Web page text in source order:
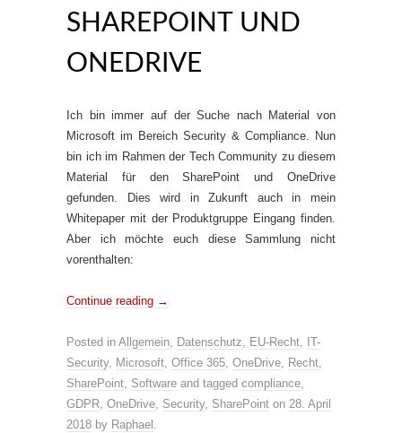
SHAREPOINT UND
ONEDRIVE
Ich bin immer auf der Suche nach Material von
Microsoft im Bereich Security & Compliance. Nun
bin ich im Rahmen der Tech Community zu diesem
Material für den SharePoint und OneDrive
gefunden. Dies wird in Zukunft auch in mein
Whitepaper mit der Produktgruppe Eingang finden.
Aber ich möchte euch diese Sammlung nicht
vorenthalten:
Continue reading →
Posted in Allgemein, Datenschutz, EU-Recht, IT-
Security, Microsoft, Office 365, OneDrive, Recht,
SharePoint, Software and tagged compliance,
GDPR, OneDrive, Security, SharePoint on 28. April
2018 by Raphael .